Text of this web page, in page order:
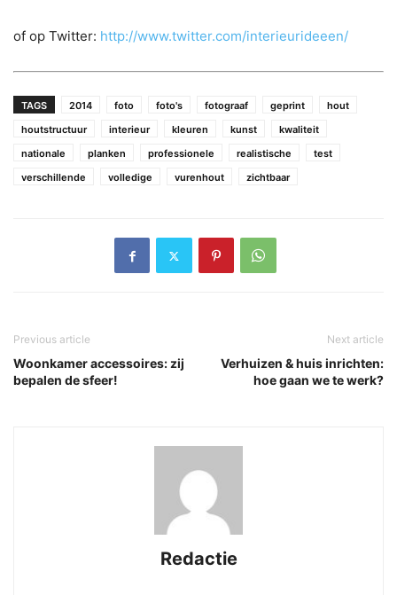
of op Twitter: http://www.twitter.com/interieurideeen/
TAGS 2014 foto foto's fotograaf geprint
hout
houtstructuur
interieur kleuren kunst
kwaliteit
nationale
planken professionele realistische
test
verschillende
volledige vurenhout zichtbaar
Previous article
Woonkamer accessoires: zij
bepalen de sfeer!
Next article
Verhuizen & huis inrichten:
hoe gaan we te werk?
Redactie